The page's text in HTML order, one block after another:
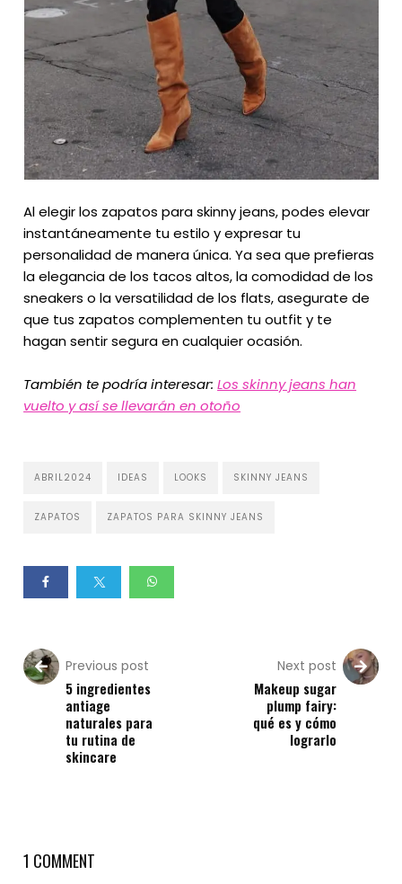
Al elegir los zapatos para skinny jeans, podes elevar
instantáneamente tu estilo y expresar tu
personalidad de manera única. Ya sea que prefieras
la elegancia de los tacos altos, la comodidad de los
sneakers o la versatilidad de los flats, asegurate de
que tus zapatos complementen tu outfit y te
hagan sentir segura en cualquier ocasión.
También te podría interesar:Los skinny jeans han
vuelto y así se llevarán en otoño
ABRIL2024 IDEAS LOOKS SKINNY JEANS
ZAPATOS ZAPATOS PARA SKINNY JEANS
Previous post
5 ingredientes
antiage
naturales para
tu rutina de
skincare
Next post
Makeup sugar
plump fairy:
qué es y cómo
lograrlo
1 COMMENT